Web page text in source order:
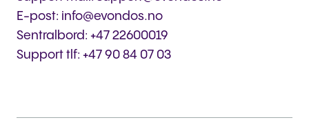
E-post: info@evondos.no
Sentralbord: +47 22600019
Support tlf: +47 90 84 07 03